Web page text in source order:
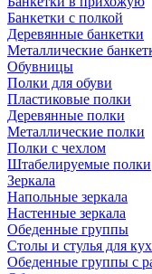
Банкетки с полкой
Деревянные банкетки
Металлические
Обувницы
Полки для обуви
Пластиковые полки
Деревянные полки
Металлические полки
Полки с чехлом
Штабелируемые полки
Зеркала
Напольные зеркала
Настенные зеркала
Обеденные группы
Столы и стулья для
Обеденные группы с